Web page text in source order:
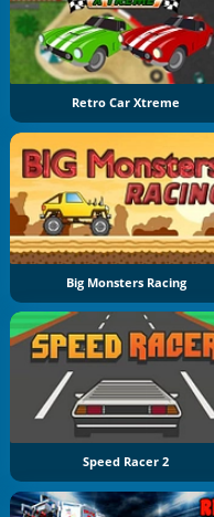
Retro Car Xtreme
Big Monsters Racing
Speed Racer 2